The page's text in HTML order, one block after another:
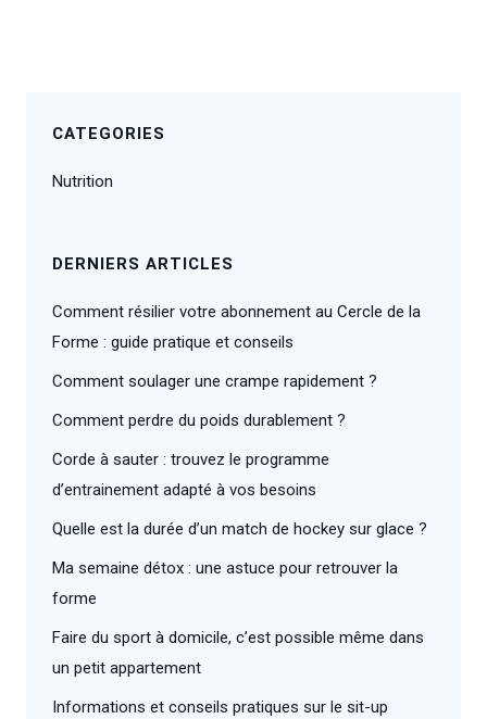
CATEGORIES
Nutrition
DERNIERS ARTICLES
Comment résilier votre abonnement au Cercle de la
Forme : guide pratique et conseils
Comment soulager une crampe rapidement ?
Comment perdre du poids durablement ?
Corde à sauter : trouvez le programme
d’entrainement adapté à vos besoins
Quelle est la durée d’un match de hockey sur glace ?
Ma semaine détox : une astuce pour retrouver la
forme
Faire du sport à domicile, c’est possible même dans
un petit appartement
Informations et conseils pratiques sur le sit-up